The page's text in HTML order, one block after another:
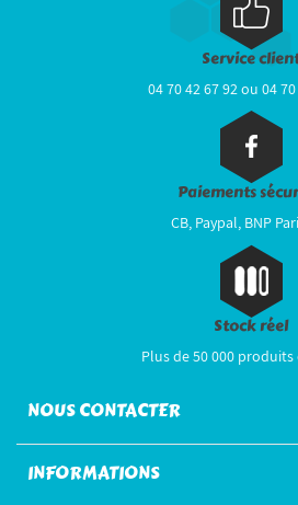
Service
04 70 42 67 92 ou 04
Paiements
CB, Paypal, BNP
Stock réel
Plus de 50 000 produits
NOUS CONTACTER
INFORMATIONS